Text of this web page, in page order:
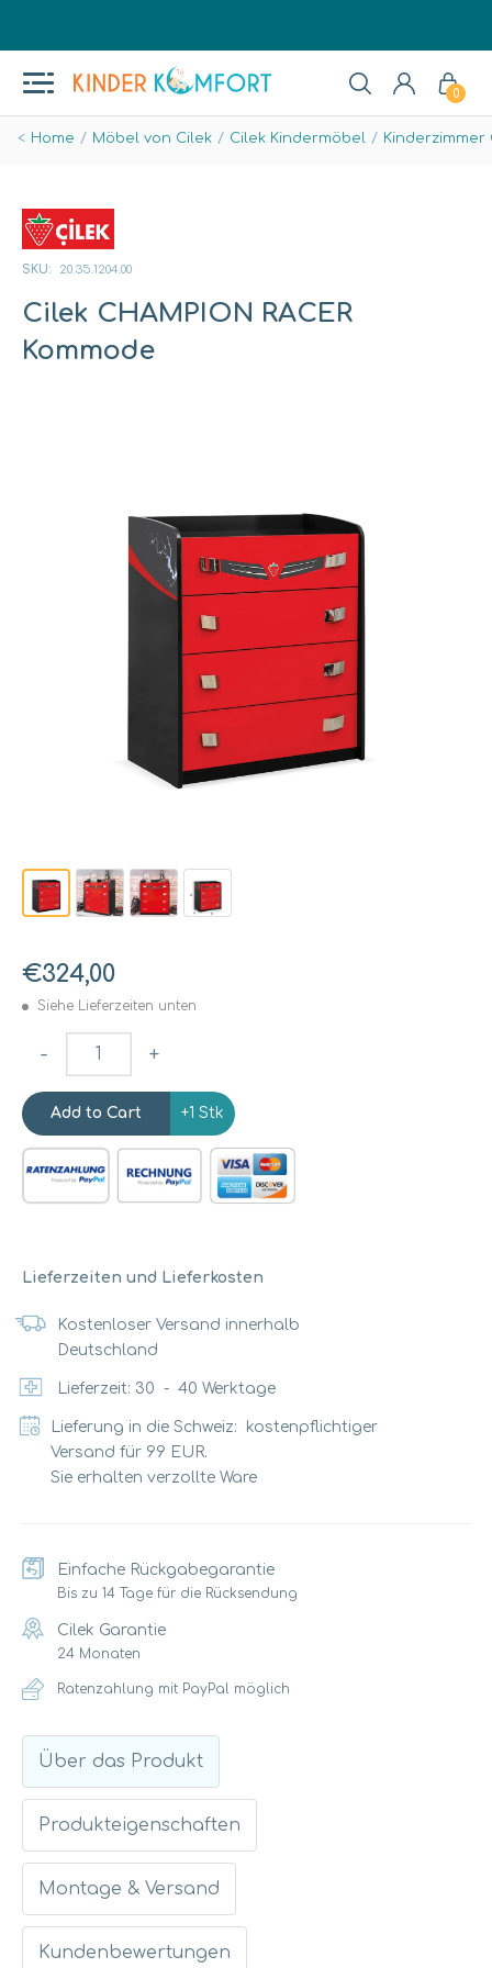
0
Home Möbel von Cilek Cilek Kindermöbel Kinderzimmer
Cilek CHAMPION RACER
Kommode
SKU: 20.35.1204.00
€324,00
Siehe Lieferzeiten unten
- +
+1 Stk
Lieferzeiten und Lieferkosten
Kostenloser Versand innerhalb
Deutschland
Lieferzeit: 30 - 40 Werktage
Lieferung in die Schweiz: kostenpflichtiger
Versand für 99 EUR.
Sie erhalten verzollte Ware
Einfache Rückgabegarantie
Bis zu 14 Tage für die Rücksendung
Cilek Garantie
24 Monaten
Ratenzahlung mit PayPal möglich
Über das Produkt
Produkteigenschaften
Montage & Versand
Kundenbewertungen